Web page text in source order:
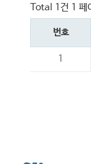
Total 1건 1 페
번호
1